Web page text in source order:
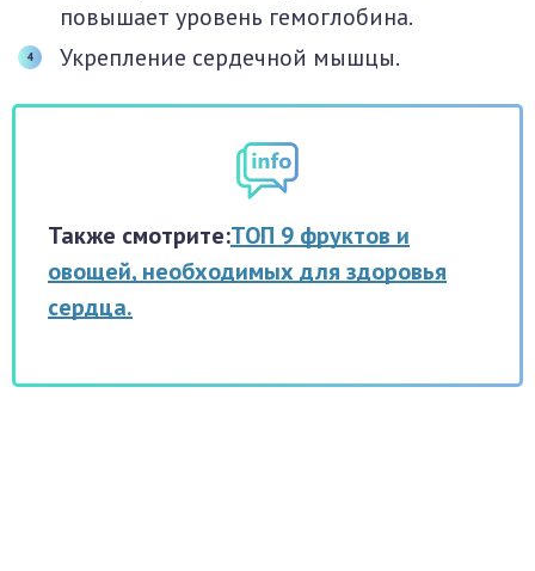
повышает уровень гемоглобина.
Укрепление сердечной мышцы.
Также смотрите:ТОП 9 фруктов и
овощей, необходимых для здоровья
сердца.